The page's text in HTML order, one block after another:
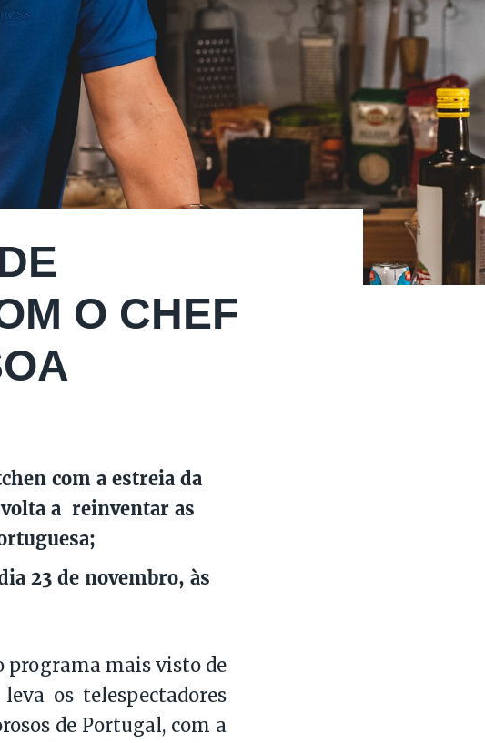
O CHEF
com a estreia da
volta a reinventar as
23 de novembro, às
programa mais visto de
os telespectadores
de Portugal, com a